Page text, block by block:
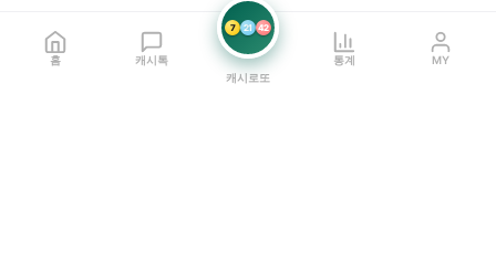
홈 캐시톡
7 21 42
캐시로또
통계 MY